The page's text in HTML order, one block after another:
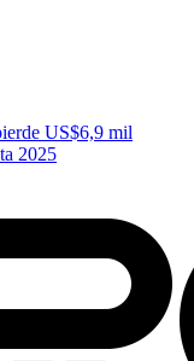
US$6,9 mil
2025